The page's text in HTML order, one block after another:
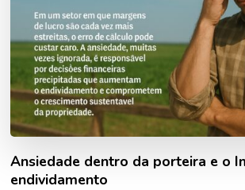
Ansiedade dentro da porteira e o
endividamento